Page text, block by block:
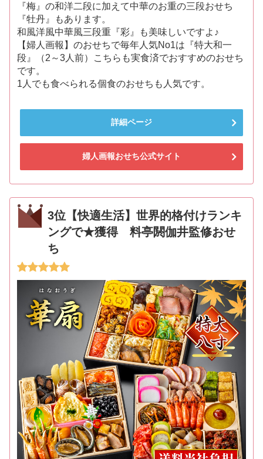
『梅』の和洋二段に加えて中華のお重の三段おせち
『牡丹』もあります。
和風洋風中華風三段重『彩』も美味しいですよ♪
【婦人画報】のおせちで毎年人気No1は『特大和一
段』（2～3人前）こちらも実食済でおすすめのおせち
です。
1人でも食べられる個食のおせちも人気です。
詳細ページ
婦人画報おせち公式サイト
3位【快適生活】世界的格付けランキ
ングで★獲得 料亭閼伽井監修おせ
ち